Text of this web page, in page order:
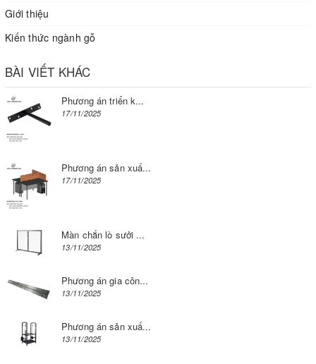
Giới thiệu
Kiến thức ngành gỗ
BÀI VIẾT KHÁC
Phương án triển k...
17/11/2025
Phương án sản xuấ...
17/11/2025
Màn chắn lò sưởi ...
13/11/2025
Phương án gia côn...
13/11/2025
Phương án sản xuấ...
13/11/2025